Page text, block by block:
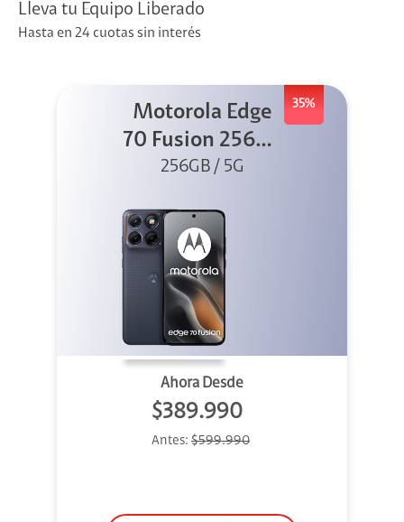
Lleva tu Equipo Liberado
Hasta en 24 cuotas sin interés
35%
Motorola Edge
70 Fusion 256GB
Azul
256GB / 5G
Ahora Desde
$389.990
Antes: $599.990